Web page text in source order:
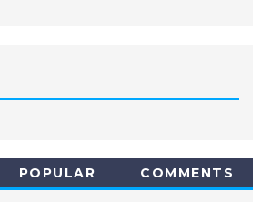
POPULAR COMMENTS